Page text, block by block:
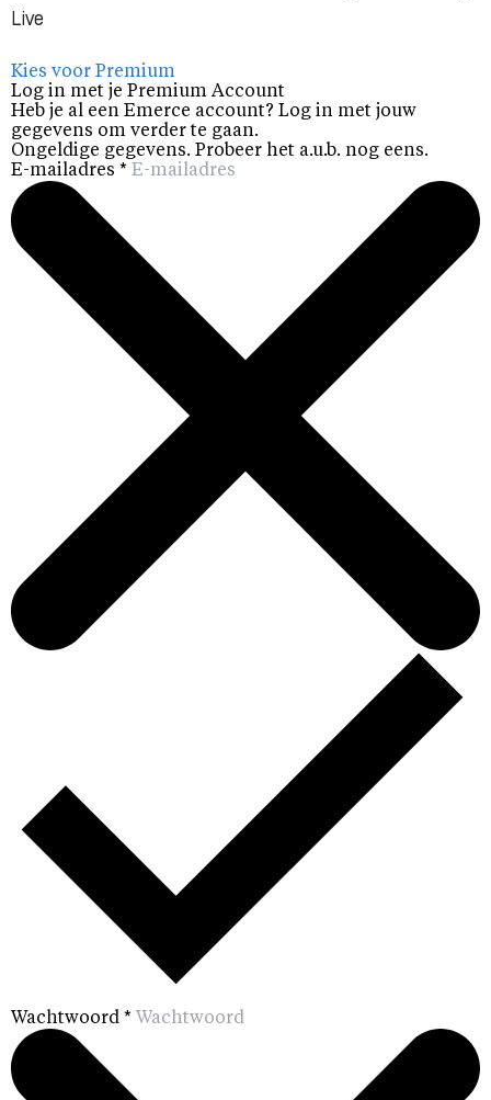
Live
Kies voor Premium
Log in met je Premium Account
Heb je al een Emerce account? Log in met jouw
gegevens om verder te gaan.
Ongeldige gegevens. Probeer het a.u.b. nog eens.
E-mailadres *
Wachtwoord *